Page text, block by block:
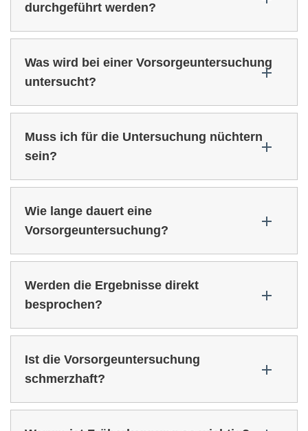
durchgeführt werden?
Was wird bei einer Vorsorgeuntersuchung
untersucht?
Muss ich für die Untersuchung nüchtern
sein?
Wie lange dauert eine
Vorsorgeuntersuchung?
Werden die Ergebnisse direkt
besprochen?
Ist die Vorsorgeuntersuchung
schmerzhaft?